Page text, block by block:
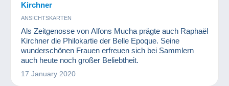
Kirchner
ANSICHTSKARTEN
Als Zeitgenosse von Alfons Mucha prägte auch Raphaël
Kirchner die Philokartie der Belle Epoque. Seine
wunderschönen Frauen erfreuen sich bei Sammlern
auch heute noch großer Beliebtheit.
17 January 2020